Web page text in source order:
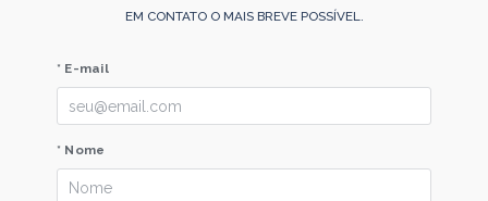
EM CONTATO O MAIS BREVE POSSÍVEL.
* E-mail
* Nome